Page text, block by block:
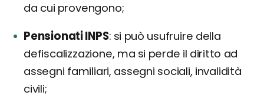
da cui provengono;
Pensionati INPS si può usufruire della
defiscalizzazione, ma si perde il diritto ad
assegni familiari, assegni sociali, invalidità
civili;